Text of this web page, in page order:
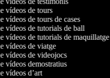
vídeos de tours
vídeos de tours de cases
vídeos de tutorials de ball
vídeos de tutorials de maquillatge
vídeos de viatge
vídeos de videojocs
vídeos demostratius
vídeos d’art